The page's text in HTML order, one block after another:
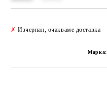
✗ Изчерпан, очакваме доставка
Марка: